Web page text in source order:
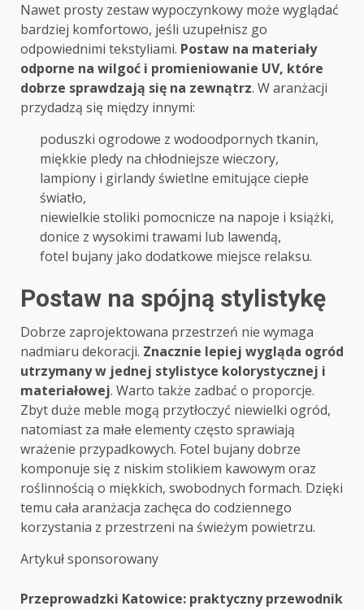
Nawet prosty zestaw wypoczynkowy może wyglądać
bardziej komfortowo, jeśli uzupełnisz go
odpowiednimi tekstyliami. Postaw na materiały
odporne na wilgoć i promieniowanie UV, które
dobrze sprawdzają się na zewnątrz. W aranżacji
przydadzą się między innymi:
poduszki ogrodowe z wodoodpornych tkanin,
miękkie pledy na chłodniejsze wieczory,
lampiony i girlandy świetlne emitujące ciepłe
światło,
niewielkie stoliki pomocnicze na napoje i książki,
donice z wysokimi trawami lub lawendą,
fotel bujany jako dodatkowe miejsce relaksu.
Postaw na spójną stylistykę
Dobrze zaprojektowana przestrzeń nie wymaga
nadmiaru dekoracji. Znacznie lepiej wygląda ogród
utrzymany w jednej stylistyce kolorystycznej i
materiałowej. Warto także zadbać o proporcje.
Zbyt duże meble mogą przytłoczyć niewielki ogród,
natomiast za małe elementy często sprawiają
wrażenie przypadkowych. Fotel bujany dobrze
komponuje się z niskim stolikiem kawowym oraz
roślinnością o miękkich, swobodnych formach. Dzięki
temu cała aranżacja zachęca do codziennego
korzystania z przestrzeni na świeżym powietrzu.
Artykuł sponsorowany
Post
Przeprowadzki Katowice: praktyczny przewodnik